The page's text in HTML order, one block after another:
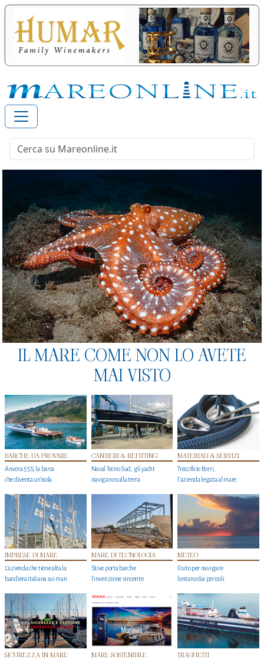
IL MARE COME NON LO AVETE
MAI VISTO
BARCHE DA PROVARE
Anvera 55S, la barca
che diventa un'isola
CANTIERI & REFITTING
Naval Tecno Sud, gli yacht
navigano sulla terra
MATERIALI & SERVIZI
Treccificio Borri,
l'azienda legata al mare
IMPRESE DI MARE
L'azienda che tiene alta la
bandiera italiana sui mari
MARE DI TECNOLOGIA
Stive porta barche
l'invenzione vincente
METEO
Il sito per navigare
lontano dai pericoli
SICUREZZA IN MARE MARE SOSTENIBILE TRAGHETTI